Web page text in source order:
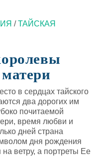
/ТАЙСКАЯ
в сердцах тайского
два дорогих им
почитаемой
время любви и
дней страна
дня рождения
ветру, а портреты Ее